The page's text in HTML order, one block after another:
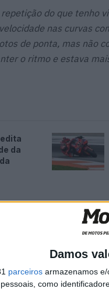
Damos
parceiros armazenamos
como
do que tenho
nas curvas
de ponta, mas não
o ritmo e estava
da
sobre o material dos